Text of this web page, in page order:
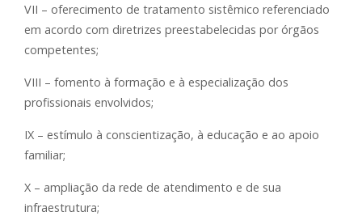
VII – oferecimento de tratamento sistêmico referenciado
em acordo com diretrizes preestabelecidas por órgãos
competentes;
VIII – fomento à formação e à especialização dos
profissionais envolvidos;
IX – estímulo à conscientização, à educação e ao apoio
familiar;
X – ampliação da rede de atendimento e de sua
infraestrutura;